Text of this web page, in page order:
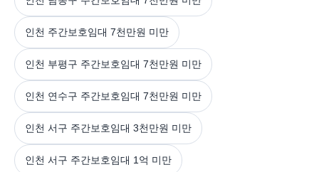
인천 주간보호임대 7천만원 미만
인천 부평구 주간보호임대 7천만원 미만
인천 연수구 주간보호임대 7천만원 미만
인천 서구 주간보호임대 3천만원 미만
인천 서구 주간보호임대 1억 미만